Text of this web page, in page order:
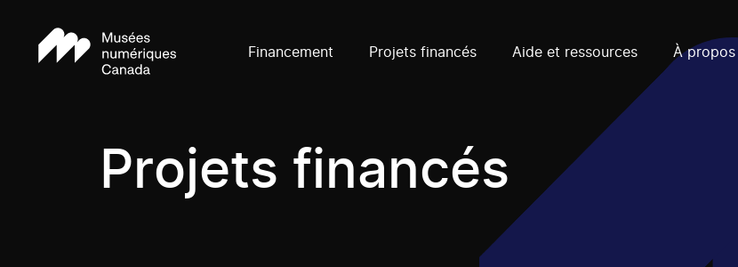
Financement Projets financés Aide et ressources À propos
Projets financés